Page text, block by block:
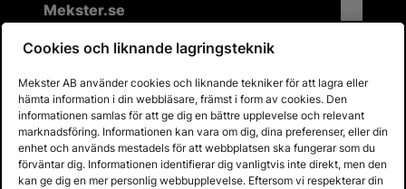
Mekster.se
Prisgaranti på reservdelar
Lager i Sverige
60 dagars öppet köp
Fria returer
Cookies och liknande lagringsteknik
Mekster AB använder cookies och liknande tekniker för att lagra eller
hämta information i din webbläsare, främst i form av cookies. Den
informationen samlas för att ge dig en bättre upplevelse och relevant
marknadsföring. Informationen kan vara om dig, dina preferenser, eller din
enhet och används mestadels för att webbplatsen ska fungerar som du
förväntar dig. Informationen identifierar dig vanligtvis inte direkt, men den
kan ge dig en mer personlig webbupplevelse. Eftersom vi respekterar din